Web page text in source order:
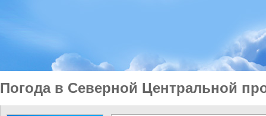
Погода в Северной Центральной